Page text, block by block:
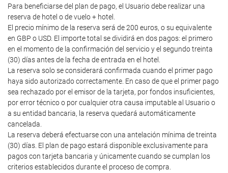
Para beneficiarse del plan de pago, el Usuario debe realizar una
reserva de hotel o de vuelo + hotel.
El precio mínimo de la reserva será de 200 euros, o su equivalente
en GBP o USD. El importe total se dividirá en dos pagos: el primero
en el momento de la confirmación del servicio y el segundo treinta
(30) días antes de la fecha de entrada en el hotel.
La reserva solo se considerará confirmada cuando el primer pago
haya sido autorizado correctamente. En caso de que el primer pago
sea rechazado por el emisor de la tarjeta, por fondos insuficientes,
por error técnico o por cualquier otra causa imputable al Usuario o
a su entidad bancaria, la reserva quedará automáticamente
cancelada.
La reserva deberá efectuarse con una antelación mínima de treinta
(30) días. El plan de pago estará disponible exclusivamente para
pagos con tarjeta bancaria y únicamente cuando se cumplan los
criterios establecidos durante el proceso de compra.